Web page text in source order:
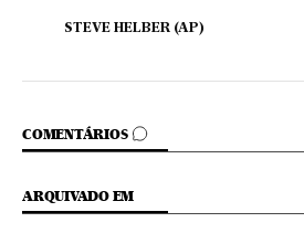
STEVE HELBER (AP)
COMENTÁRIOS
COMENTÁRIOS
ARQUIVADO EM